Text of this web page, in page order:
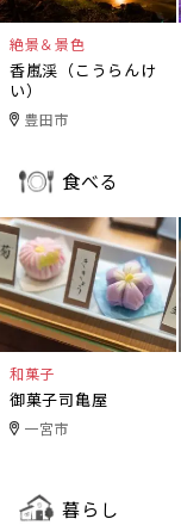
絶景＆景色
香嵐渓（こうらんけ
い）
豊田市
食べる
和菓子
御菓子司亀屋
一宮市
暮らし